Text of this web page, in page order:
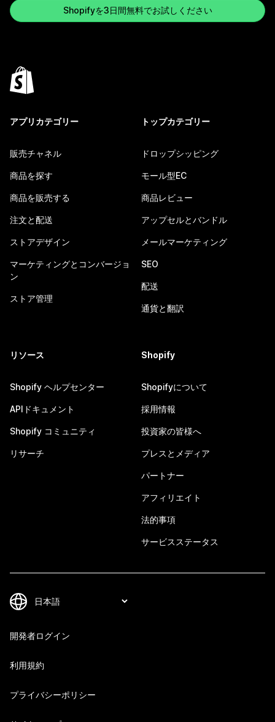
Shopifyを3日間無料でお試しください
アプリカテゴリー
販売チャネル
商品を探す
商品を販売する
注文と配送
ストアデザイン
マーケティングとコンバージョ
ン
ストア管理
トップカテゴリー
ドロップシッピング
モール型EC
商品レビュー
アップセルとバンドル
メールマーケティング
SEO
配送
通貨と翻訳
リソース
Shopify ヘルプセンター
APIドキュメント
Shopify コミュニティ
リサーチ
Shopify
Shopifyについて
採用情報
投資家の皆様へ
プレスとメディア
パートナー
アフィリエイト
法的事項
サービスステータス
開発者ログイン
利用規約
プライバシーポリシー